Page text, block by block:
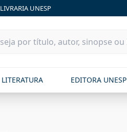
LIVRARIA UNESP
LITERATURA EDITORA UNESP